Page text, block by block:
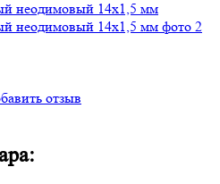
отзыв